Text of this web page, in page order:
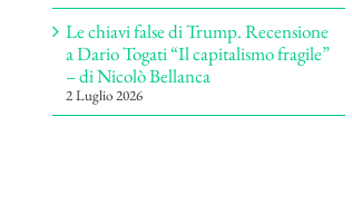
Le chiavi false di Trump. Recensione
a Dario Togati “Il capitalismo fragile”
– di Nicolò Bellanca
2 Luglio 2026